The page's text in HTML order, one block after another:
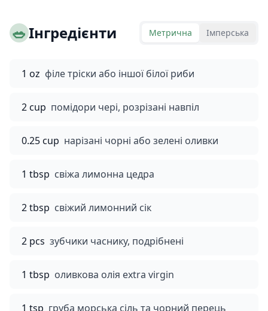
🥗Інгредієнти Метрична Імперська
1 oz філе тріски або іншої білої риби
2 cup помідори чері, розрізані навпіл
0.25 cup нарізані чорні або зелені оливки
1 tbsp свіжа лимонна цедра
2 tbsp свіжий лимонний сік
2 pcs зубчики часнику, подрібнені
1 tbsp оливкова олія extra virgin
1 tsp груба морська сіль та чорний перець